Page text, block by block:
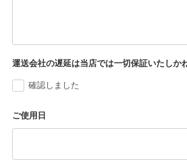
運送会社の遅延は当店では一切保証いたしか
確認しました
ご使用日